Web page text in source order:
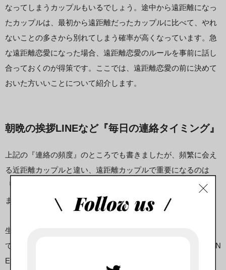
なってしまうカップルもいるでしょう。途中から遠距離になっ
たカップルは、最初から遠距離だったカップルに比べて、やれ
ないことの多さから別れてしまう確率が高くなっています。急
な遠距離恋愛になった場合、遠距離恋愛のルールを事前に話し
合っておくのが得策です。ここでは、遠距離恋愛の前に決めて
おいた方いいことについて紹介します。
朝晩の挨拶LINEなど『毎日の連絡タイミング』
上記の『連絡の頻度』のところでも書きましたが、頻繁に会え
る近距離カップルと違い、遠距離カップルで重要になるのは
『連絡』です。定期的に連絡が取れると、それだけで安心でき
ます。
生存確認と言うこともありますが、今日も相手が元気で頑張っ
ていると思えるだけで精神的にも落ち着きます。朝晩の挨拶LIN
Eなどの毎日の連絡タイミングは決めておくといいでしょう。